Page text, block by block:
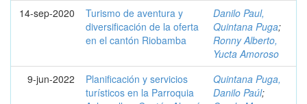
14-sep-2020
Turismo de aventura y
diversificación de la oferta
en el cantón Riobamba
Danilo Paul,
Quintana Puga;
Ronny Alberto,
Yucta Amoroso
9-jun-2022
Planificación y servicios
turísticos en la Parroquia
Quintana Puga,
Danilo Paúl;